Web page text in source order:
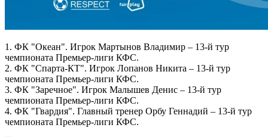
1. ФК "Океан". Игрок Мартынов Владимир – 13-й тур
чемпионата Премьер-лиги КФС.
2. ФК "Спарта-КТ". Игрок Лопанов Никита – 13-й тур
чемпионата Премьер-лиги КФС.
3. ФК "Заречное". Игрок Малышев Денис – 13-й тур
чемпионата Премьер-лиги КФС.
4. ФК "Гвардия". Главный тренер Орбу Геннадий – 13-й тур
чемпионата Премьер-лиги КФС.